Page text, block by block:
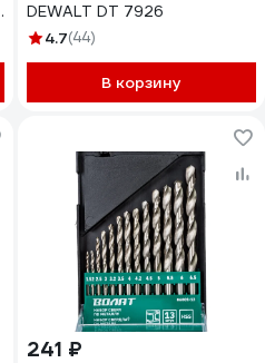
DEWALT DT 7926
4.7(44)
В корзину
241 ₽